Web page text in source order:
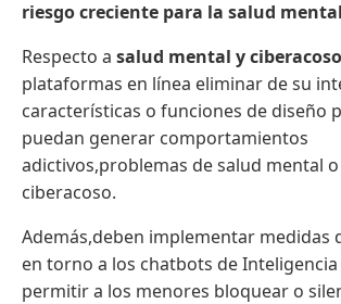
riesgo creciente para la salud mental
Respecto a salud mental y ciberacoso
plataformas en línea eliminar de su
características o funciones de diseño
puedan generar comportamientos
adictivos,problemas de salud mental
ciberacoso.
Además,deben implementar medidas
en torno a los chatbots de
permitir a los menores bloquear o